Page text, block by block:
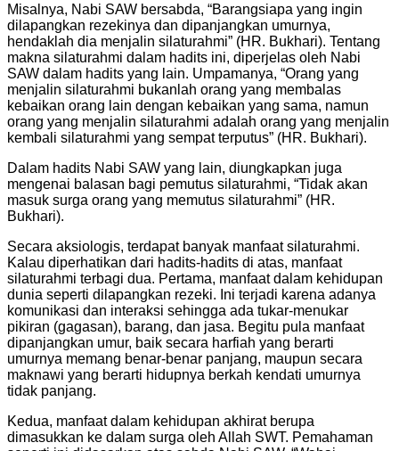
Misalnya, Nabi SAW bersabda, “Barangsiapa yang ingin
dilapangkan rezekinya dan dipanjangkan umurnya,
hendaklah dia menjalin silaturahmi” (HR. Bukhari). Tentang
makna silaturahmi dalam hadits ini, diperjelas oleh Nabi
SAW dalam hadits yang lain. Umpamanya, “Orang yang
menjalin silaturahmi bukanlah orang yang membalas
kebaikan orang lain dengan kebaikan yang sama, namun
orang yang menjalin silaturahmi adalah orang yang menjalin
kembali silaturahmi yang sempat terputus” (HR. Bukhari).
Dalam hadits Nabi SAW yang lain, diungkapkan juga
mengenai balasan bagi pemutus silaturahmi, “Tidak akan
masuk surga orang yang memutus silaturahmi” (HR.
Bukhari).
Secara aksiologis, terdapat banyak manfaat silaturahmi.
Kalau diperhatikan dari hadits-hadits di atas, manfaat
silaturahmi terbagi dua. Pertama, manfaat dalam kehidupan
dunia seperti dilapangkan rezeki. Ini terjadi karena adanya
komunikasi dan interaksi sehingga ada tukar-menukar
pikiran (gagasan), barang, dan jasa. Begitu pula manfaat
dipanjangkan umur, baik secara harfiah yang berarti
umurnya memang benar-benar panjang, maupun secara
maknawi yang berarti hidupnya berkah kendati umurnya
tidak panjang.
Kedua, manfaat dalam kehidupan akhirat berupa
dimasukkan ke dalam surga oleh Allah SWT. Pemahaman